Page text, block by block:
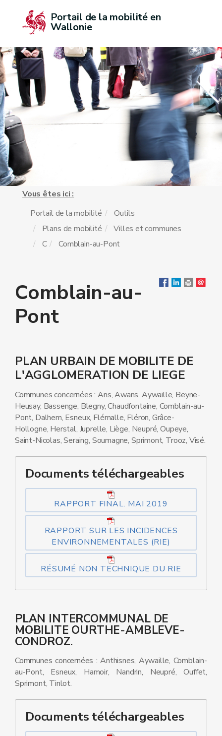
Portail de la mobilité en
Wallonie
Vous êtes ici :
Portail de la mobilité
Outils
Plans de mobilité
Villes et communes
C
Comblain-au-Pont
Comblain-au-
Pont
PLAN URBAIN DE MOBILITE DE
L'AGGLOMERATION DE LIEGE
Communes concernées : Ans, Awans, Aywaille, Beyne-
Heusay, Bassenge, Blegny, Chaudfontaine, Comblain-au-
Pont, Dalhem, Esneux, Flémalle, Fléron, Grâce-
Hollogne, Herstal, Juprelle, Liège, Neupré, Oupeye,
Saint-Nicolas, Seraing, Soumagne, Sprimont, Trooz, Visé.
Documents téléchargeables
RAPPORT FINAL. MAI 2019
RAPPORT SUR LES INCIDENCES
ENVIRONNEMENTALES (RIE)
RÉSUMÉ NON TECHNIQUE DU RIE
PLAN INTERCOMMUNAL DE
MOBILITE OURTHE-AMBLEVE-
CONDROZ.
Communes concernées : Anthisnes, Aywaille, Comblain-
au-Pont, Esneux, Hamoir, Nandrin, Neupré, Ouffet,
Sprimont, Tinlot.
Documents téléchargeables